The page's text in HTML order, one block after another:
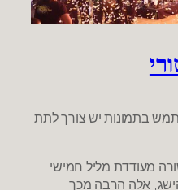
בתמונות יש צורך לתת
מעודדת מליל חמישי
אלה הרבה מכך